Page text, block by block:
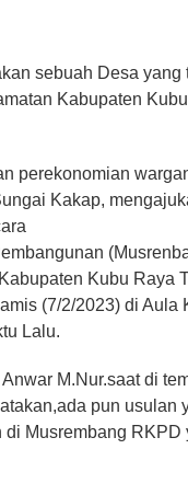
sebuah Desa yang
Kabupaten
perekonomian
Kakap,
Kubu Raya
(7/2/2023) di Aula
Lalu.
M.Nur.saat di
pun usulan
Musrembang RKPD